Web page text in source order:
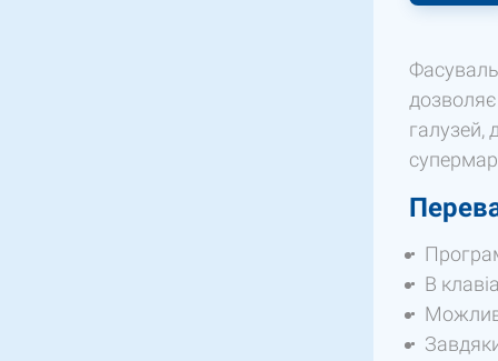
галузей,
В